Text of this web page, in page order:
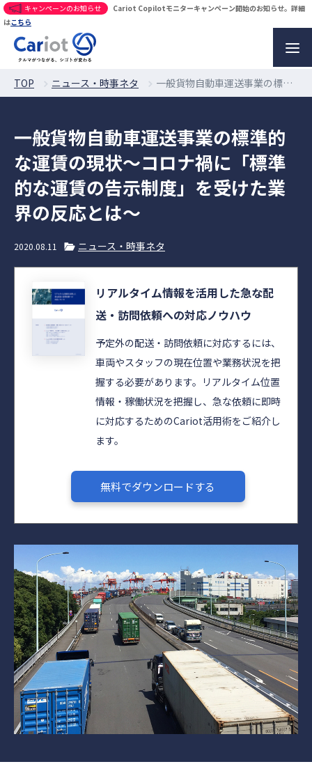
キャンペーンのお知らせ
Cariot Copilotモニターキャンペーン開始のお知らせ。詳細
はこちら
TOP ニュース・時事ネタ 一般貨物自動車運送事業の標準的な運賃の現状〜コロナ禍に「標準的な運賃の告示制度」を受けた業界の反応とは〜
一般貨物自動車運送事業の標準的
な運賃の現状〜コロナ禍に「標準
的な運賃の告示制度」を受けた業
界の反応とは〜
2020.08.11 ニュース・時事ネタ
リアルタイム情報を活用した急な配
送・訪問依頼への対応ノウハウ
予定外の配送・訪問依頼に対応するには、
車両やスタッフの現在位置や業務状況を把
握する必要があります。リアルタイム位置
情報・稼働状況を把握し、急な依頼に即時
に対応するためのCariot活用術をご紹介し
ます。
無料でダウンロードする